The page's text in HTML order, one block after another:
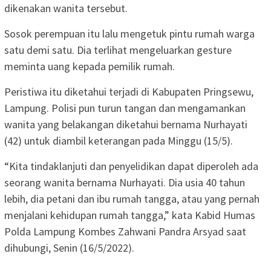
dikenakan wanita tersebut.
Sosok perempuan itu lalu mengetuk pintu rumah warga
satu demi satu. Dia terlihat mengeluarkan gesture
meminta uang kepada pemilik rumah.
Peristiwa itu diketahui terjadi di Kabupaten Pringsewu,
Lampung. Polisi pun turun tangan dan mengamankan
wanita yang belakangan diketahui bernama Nurhayati
(42) untuk diambil keterangan pada Minggu (15/5).
“Kita tindaklanjuti dan penyelidikan dapat diperoleh ada
seorang wanita bernama Nurhayati. Dia usia 40 tahun
lebih, dia petani dan ibu rumah tangga, atau yang pernah
menjalani kehidupan rumah tangga,” kata Kabid Humas
Polda Lampung Kombes Zahwani Pandra Arsyad saat
dihubungi, Senin (16/5/2022).